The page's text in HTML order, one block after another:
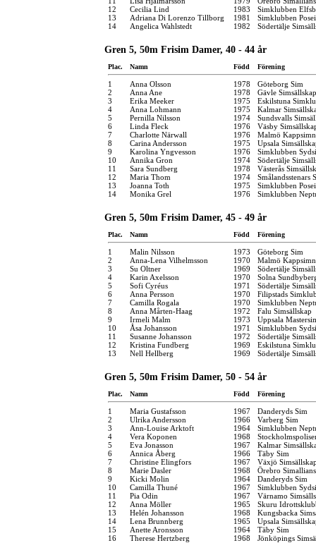
12
Cecilia Lind 1983
Simklubben
13
Adriana Di Lorenzo Tillborg 1981
Simklubben
14
Angelica Wahlstedt 1982 Södertälje
Gren 5, 50m Frisim Damer, 40 - 44 år
Plac. Namn Född Förening
1 Anna Olsson 1978
Göteborg Sim
2
Anna Ane 1978
Gävle Simsällskap
3
Erika Meeker 1975
Eskilstuna
4
Anna Lohmann 1975
Kalmar
5
Pernilla Nilsson 1974
Sundsvalls
6
Linda Fleck 1976
Väsby
7
Charlotte Närwall 1976
Malmö
8
Carina Andersson 1975
Upsala
9
Karolina Yngvesson 1976
Simklubben
10
Annika Gron 1974
Södertälje
11
Sara Sundberg 1978
Västerås
12
Maria Thom 1974
Smålandsstenars
13
Joanna Toth 1975
Simklubben
14
Monika Grel 1976 Simklubben
Gren 5, 50m Frisim Damer, 45 - 49 år
Plac. Namn Född Förening
1 Malin Nilsson 1973
Göteborg Sim
2
Anna-Lena Vilhelmsson 1970
Malmö
3
Su Oltner 1969
Södertälje
4
Karin Axelsson 1970
Solna
5
Sofi Cyréus 1971
Södertälje
6
Anna Persson 1970
Filipstads
7
Camilla Rogala 1970
Simklubben
8
Anna Mårten-Haag 1972
Falu Simsällskap
9
Irmeli Malm 1973
Uppsala
10
Åsa Johansson 1971
Simklubben
11
Susanne Johansson 1972
Södertälje
12
Kristina Fundberg 1969
Eskilstuna
13
Nell Hellberg 1969 Södertälje
Gren 5, 50m Frisim Damer, 50 - 54 år
Plac. Namn Född Förening
1 Maria Gustafsson 1967
Danderyds Sim
2
Ulrika Andersson 1966
Varberg Sim
3
Ann-Louise Arktoft 1964
Simklubben
4
Vera Koponen 1968
5
Eva Jonasson 1967
Kalmar
6
Annica Åberg 1966
Täby Sim
7
Christine Elingfors 1967
Växjö
8
Marie Dasler 1968
Örebro Simallians
9
Kicki Molin 1964
Danderyds Sim
10
Camilla Thuné 1967
Simklubben
11
Pia Odin 1967
Värnamo
12
Anna Möller 1965
Skuru
13
Helén Johansson 1968
Kungsbacka
14
Lena Brunnberg 1965
Upsala
15
Anette Aronsson 1964
Täby Sim
16
Therese Hertzberg 1968 Jönköpings